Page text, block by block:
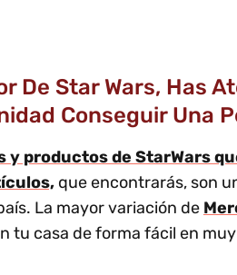
De Star Wars, Has
Conseguir Una
productos de StarWars
que encontrarás, son
La mayor variación de
tu casa de forma fácil en